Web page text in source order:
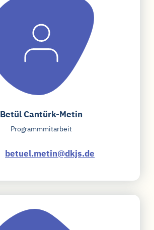
Betül Cantürk-Metin
Programmmitarbeit
betuel.metin@dkjs.de